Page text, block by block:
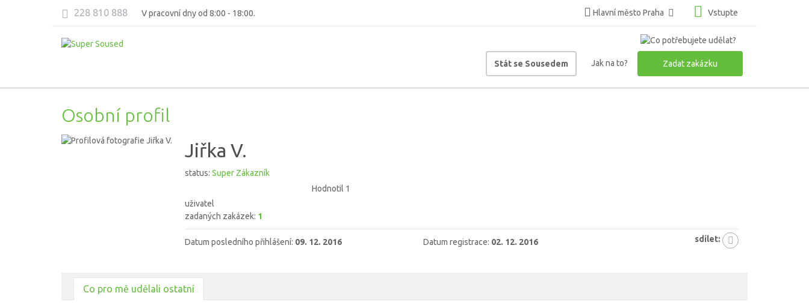
228 810 888 V pracovní dny od 8:00 - 18:00. Hlavní město Praha Vstupte
Stát se Sousedem Jak na to? Zadat zakázku
Osobní profil
Jiřka V.
status: Super Zákazník
Hodnotil 1
uživatel
zadaných zakázek: 1
Datum posledního přihlášení: 09. 12. 2016 Datum registrace: 02. 12. 2016 sdílet:
Co pro mě udělali ostatní